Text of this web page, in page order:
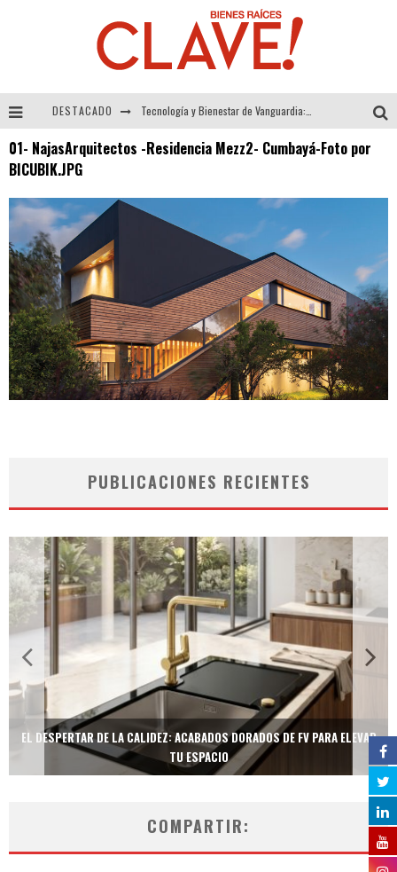
DESTACADO
Sector Inmobiliario – recuperación a paso firme
01- NajasArquitectos -Residencia Mezz2- Cumbayá-Foto por
BICUBIK.JPG
PUBLICACIONES RECIENTES
EL DESPERTAR DE LA CALIDEZ: ACABADOS DORADOS DE FV PARA ELEVAR
TU ESPACIO
COMPARTIR: